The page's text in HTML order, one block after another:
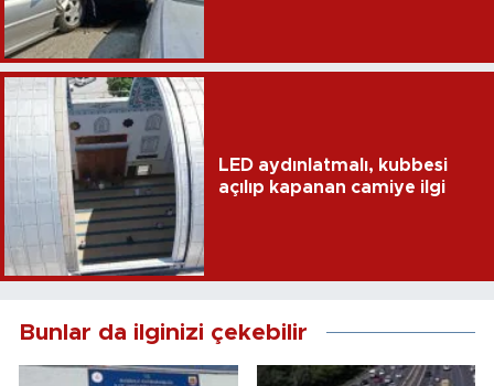
LED aydınlatmalı, kubbesi
açılıp kapanan camiye ilgi
Bunlar da ilginizi çekebilir